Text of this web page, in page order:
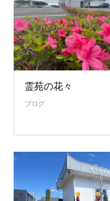
霊苑の花々
ブログ